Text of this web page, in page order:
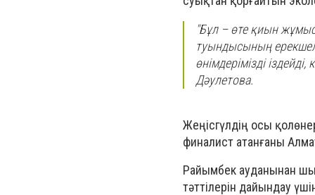
"Бұл – өте қиын
туындысының
өнімдерімізді
Дәулетова.
Жеңісгүлдің осы
финалист атанғаны
Райымбек ауданынан
тәттілерін дайындау